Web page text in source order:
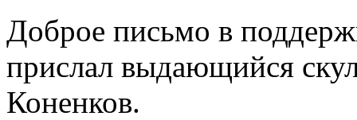
Доброе письмо в
прислал выдающийся
Коненков.